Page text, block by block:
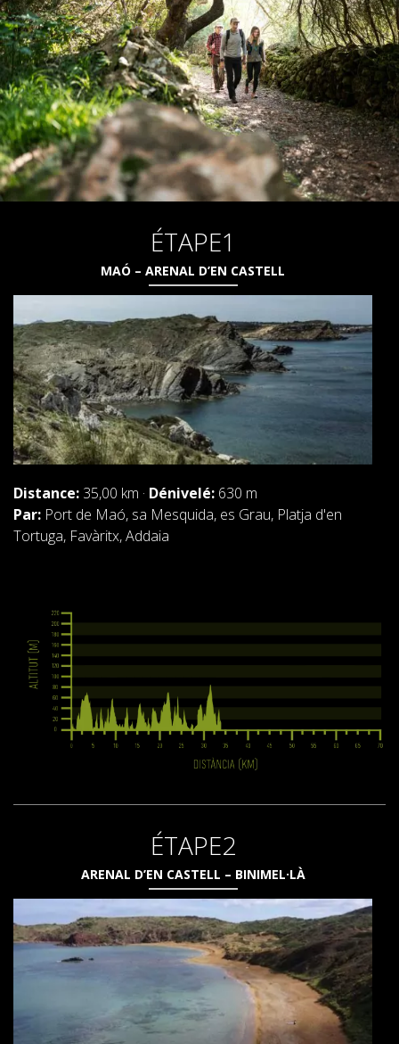
ENGAGEMENT ENVIRONNEMENTAL
PROJET DE CONSERVATION
0º PLASTIQUE
ÉTUDE SUR LES PLASTIQUES SUR LE CAMÍ DE CAVALLS
RESTAURATION DES TORRENTS
BLOG
CATALÀ
ENGLISH
DEUTSCH
ÉTAPE1
MAÓ – ARENAL D’EN CASTELL
Distance: 35,00 km · Dénivelé: 630 m
Par: Port de Maó, sa Mesquida, es Grau, Platja d'en
Tortuga, Favàritx, Addaia
ÉTAPE2
ARENAL D’EN CASTELL – BINIMEL·LÀ